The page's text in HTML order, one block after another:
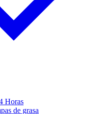
Horas
de grasa